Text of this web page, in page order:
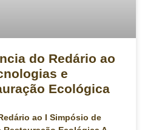
do Redário ao
e
Ecológica
ao I Simpósio de